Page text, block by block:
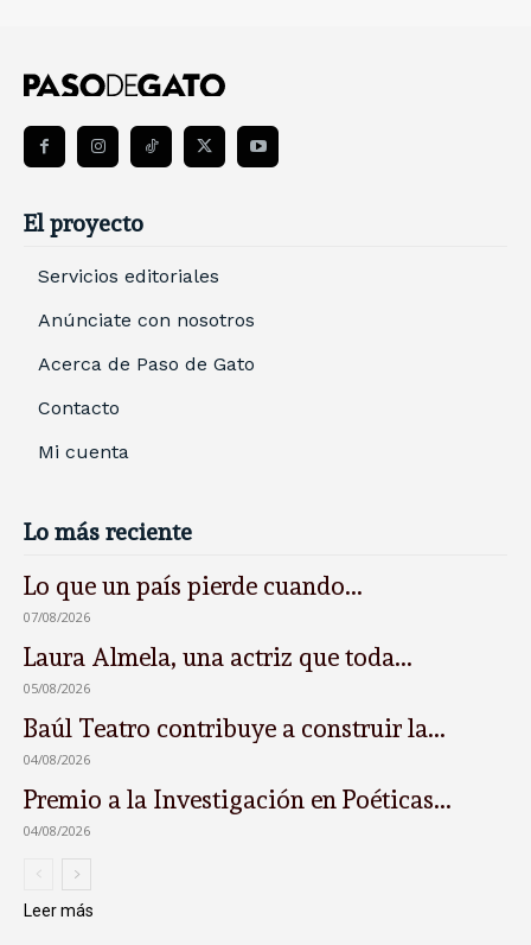
El proyecto
Servicios editoriales
Anúnciate con nosotros
Acerca de Paso de Gato
Contacto
Mi cuenta
Lo más reciente
Lo que un país pierde cuando...
07/08/2026
Laura Almela, una actriz que toda...
05/08/2026
Baúl Teatro contribuye a construir la...
04/08/2026
Premio a la Investigación en Poéticas...
04/08/2026
Leer más